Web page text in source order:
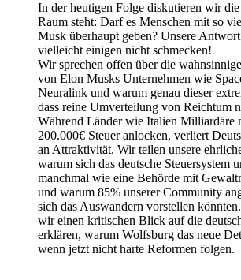
In der heutigen Folge diskutieren wir
Raum steht: Darf es Menschen mit so
Musk überhaupt geben? Unsere
vielleicht einigen nicht schmecken!
Wir sprechen offen über die
von Elon Musks Unternehmen wie
Neuralink und warum genau dieser
dass reine Umverteilung von Reichtum
Während Länder wie Italien Milliardäre
200.000€ Steuer anlocken, verliert
an Attraktivität. Wir teilen unsere
warum sich das deutsche Steuersystem
manchmal wie eine Behörde mit
und warum 85% unserer Community
sich das Auswandern vorstellen
wir einen kritischen Blick auf die
erklären, warum Wolfsburg das neue
wenn jetzt nicht harte Reformen folgen.